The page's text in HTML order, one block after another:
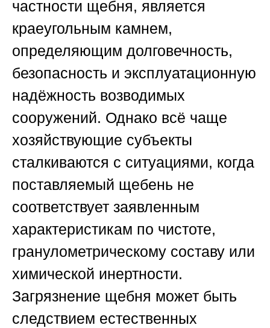
частности щебня, является
краеугольным камнем,
определяющим долговечность,
безопасность и эксплуатационную
надёжность возводимых
сооружений. Однако всё чаще
хозяйствующие субъекты
сталкиваются с ситуациями, когда
поставляемый щебень не
соответствует заявленным
характеристикам по чистоте,
гранулометрическому составу или
химической инертности.
Загрязнение щебня может быть
следствием естественных